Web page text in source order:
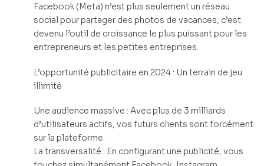
Facebook (Meta) n’est plus seulement un réseau
social pour partager des photos de vacances, c’est
devenu l’outil de croissance le plus puissant pour les
entrepreneurs et les petites entreprises.
L’opportunité publicitaire en 2024 : Un terrain de jeu
illimité
Une audience massive : Avec plus de 3 milliards
d’utilisateurs actifs, vos futurs clients sont forcément
sur la plateforme.
La transversalité : En configurant une publicité, vous